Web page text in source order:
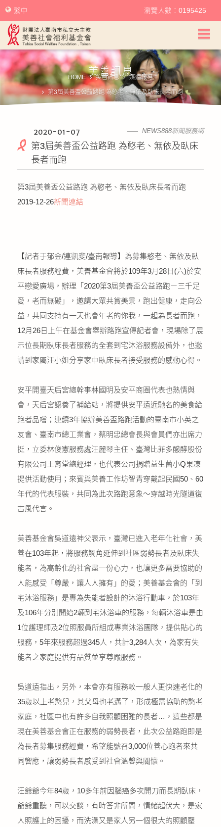
美善社會福利基金會首頁
關於美善
美善服務
美善訊息
我要捐款
聯絡我們
友善連結
網站地圖
繁中 瀏覽人數：0195425
美善訊息
HOME 美善訊息 媒體報導
第3屆美善盃公益路跑 為憨老、無依及臥床長者而跑
NEWS888新聞服務網
2020-01-07
第3屆美善盃公益路跑 為憨老、無依及臥床
長者而跑
第3屆美善盃公益路跑 為憨老、無依及臥床長者而跑
2019-12-26新聞連結
【記者于郁金/連凱斐/臺南報導】為募集憨老、無依及臥
床長者服務經費，美善基金會將於109年3月28日(六)於安
平戀愛廣場，辦理「2020第3屆美善盃公益路跑－三千足
愛，老而無礙」，邀請大眾共賞美景，跑出健康，走向公
益，共同支持有一天也會年老的你我，一起為長者而跑，
12月26日上午在基金會舉辦路跑宣傳記者會，現場除了展
示位長期臥床長者服務的全套到宅沐浴服務設備外，也邀
請到家屬汪小姐分享家中臥床長者接受服務的感動心得。
安平開臺天后宮總幹事林國明及安平商圈代表也熱情與
會，天后宮認養了補給站，將提供安平遠近馳名的美食給
跑者品嚐；連續3年協辦美善盃路跑活動的臺南市小英之
友會、臺南市總工業會，蔡明忠總會長與會員們亦出席力
挺，立委林俊憲服務處汪麗琴主任、臺灣比菲多醱酵股份
有限公司王育堂總經理，也代表公司捐贈益生菌小Q果凍
提供活動使用；來賓與美善工作坊智青穿戴起民國50、60
年代的代表服裝，共同為此次路跑意象～穿越時光隧道復
古風代言。
美善基金會吳道遠神父表示，臺灣已進入老年化社會，美
善在103年起，將服務觸角延伸到社區弱勢長者及臥床失
能者，為高齡化的社會盡一份心力，也讓更多需要協助的
人能感受「尊嚴，讓人人擁有」的愛；美善基金會的「到
宅沐浴服務」是專為失能者設計的沐浴行動車，於103年
及106年分別開始2輛到宅沐浴車的服務，每輛沐浴車是由
1位護理師及2位照服員所組成專業沐浴團隊，提供貼心的
服務，5年來服務超過345人，共計3,284人次，為家有失
能者之家庭提供有品質並享尊嚴服務。
吳道遠指出，另外，本會亦有服務較一般人更快速老化的
35歲以上老憨兒，其父母也老邁了，形成極需協助的憨老
家庭，社區中也有許多自我照顧困難的長者…，這些都是
現在美善基金會正在服務的弱勢長者，此次公益路跑即是
為長者募集服務經費，希望能號召3,000位善心跑者來共
同響應，讓弱勢長者感受到社會溫馨與關懷。
汪爺爺今年84歲，10多年前因腦癌多次開刀而長期臥床，
爺爺重聽，可以交談，有時答非所問，情緒起伏大，是家
人照護上的困擾，而洗澡又是家人另一個很大的照顧壓